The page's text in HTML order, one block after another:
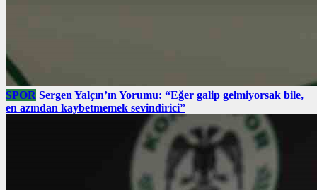
SPOR Sergen Yalçın’ın Yorumu: “Eğer galip gelmiyorsak bile,
en azından kaybetmemek sevindirici”